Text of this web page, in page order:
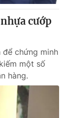
Quốc Thắng,
cướp
để chứng minh
một số
hàng.